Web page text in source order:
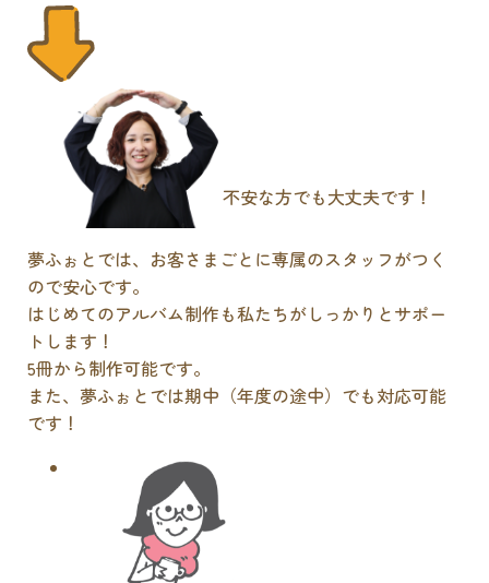
不安な方でも大丈夫です！
夢ふぉとでは、お客さまごとに専属のスタッフがつく
ので安心です。
はじめてのアルバム制作も私たちがしっかりとサポー
トします！
5冊から制作可能です。
また、夢ふぉとでは期中（年度の途中）でも対応可能
です！